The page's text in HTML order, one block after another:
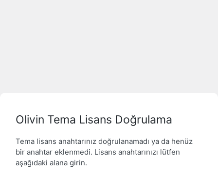
Olivin Tema Lisans Doğrulama
Tema lisans anahtarınız doğrulanamadı ya da henüz
bir anahtar eklenmedi. Lisans anahtarınızı lütfen
aşağıdaki alana girin.